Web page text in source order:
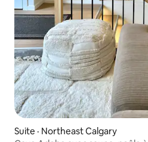
Suite · Northeast Calgary